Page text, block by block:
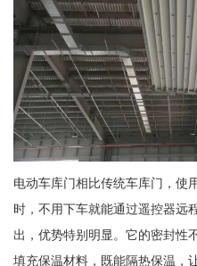
电动车库门相比传统车库门，使
时，不用下车就能通过遥控器远
出，优势特别明显。它的密封性
填充保温材料，既能隔热保温，